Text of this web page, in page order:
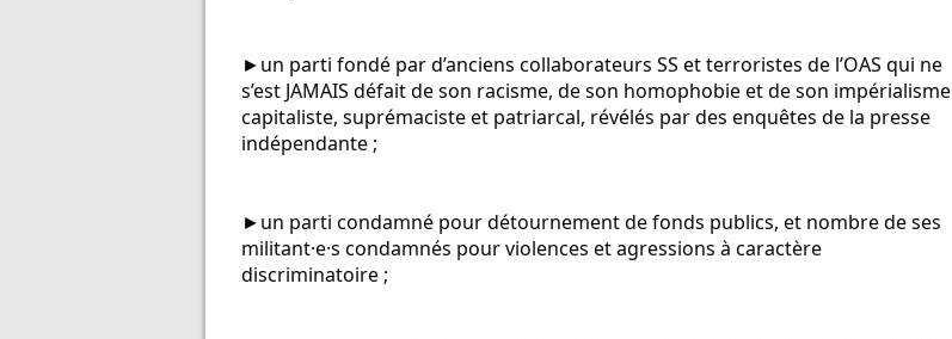
►un parti fondé par d’anciens collaborateurs SS et terroristes de l’OAS qui ne
s’est JAMAIS défait de son racisme, de son homophobie et de son impérialisme
capitaliste, suprémaciste et patriarcal, révélés par des enquêtes de la presse
indépendante ;
►un parti condamné pour détournement de fonds publics, et nombre de ses
militant·e·s condamnés pour violences et agressions à caractère
discriminatoire ;